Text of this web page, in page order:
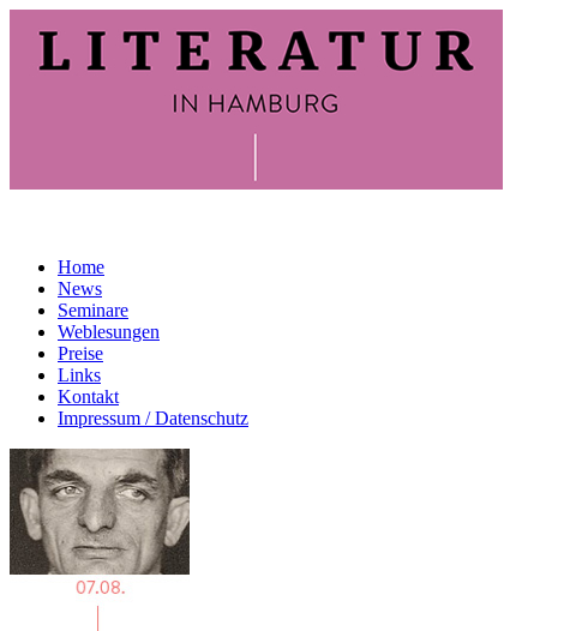
Home
News
Seminare
Weblesungen
Preise
Links
Kontakt
Impressum / Datenschutz